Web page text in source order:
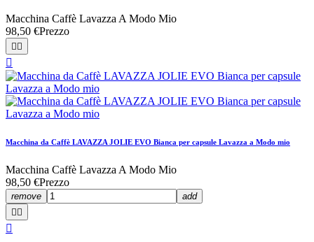
Macchina Caffè Lavazza A Modo Mio
98,50 €Prezzo
 

Macchina da Caffè LAVAZZA JOLIE EVO Bianca per capsule Lavazza a Modo mio
Macchina Caffè Lavazza A Modo Mio
98,50 €Prezzo
remove
add
 
